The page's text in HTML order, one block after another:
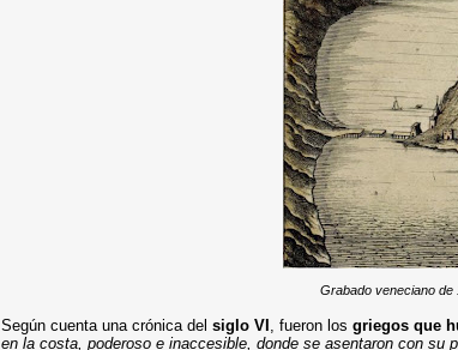
Grabado veneciano de
Según cuenta una crónica delsiglo VI , fueron losgriegos que
en la costa, poderoso e inaccesible, donde se asentaron con